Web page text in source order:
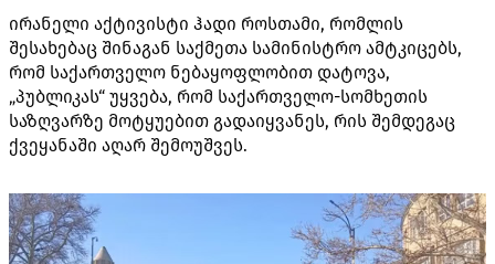
ირანელი აქტივისტი ჰადი როსთამი, რომლის
შესახებაც შინაგან საქმეთა სამინისტრო ამტკიცებს,
რომ საქართველო ნებაყოფლობით დატოვა,
„პუბლიკას“ უყვება, რომ საქართველო-სომხეთის
საზღვარზე მოტყუებით გადაიყვანეს, რის შემდეგაც
ქვეყანაში აღარ შემოუშვეს.